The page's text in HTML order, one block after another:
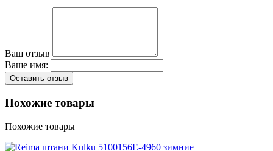
Ваш отзыв
Ваше имя:
Оставить отзыв
Похожие товары
Похожие товары